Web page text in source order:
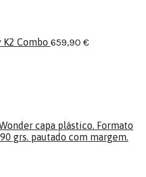
Combo 659,90 €
capa plástico. Formato
grs. pautado com margem.